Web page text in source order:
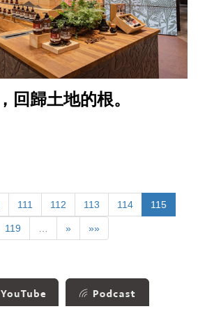
回歸土地的根。
111 112 113 114 115
119 » »»